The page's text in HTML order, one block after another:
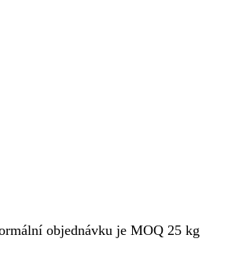
objednávku je MOQ 25 kg